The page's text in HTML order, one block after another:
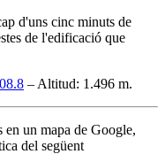
d'uns cinc minuts de
de l'edificació que
– Altitud: 1.496 m.
en un mapa de Google,
del següent